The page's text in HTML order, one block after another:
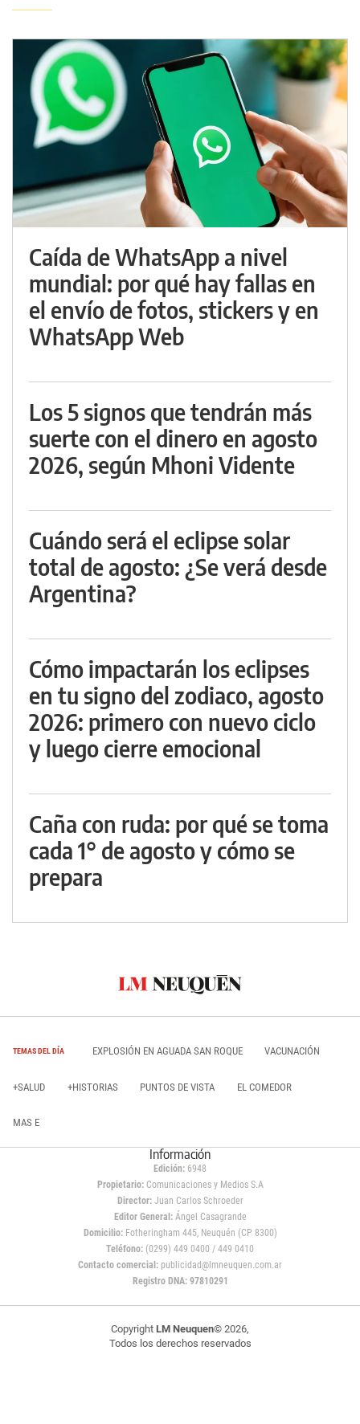
Caída de WhatsApp a nivel
mundial: por qué hay fallas en
el envío de fotos, stickers y en
WhatsApp Web
Los 5 signos que tendrán más
suerte con el dinero en agosto
2026, según Mhoni Vidente
Cuándo será el eclipse solar
total de agosto: ¿Se verá desde
Argentina?
Cómo impactarán los eclipses
en tu signo del zodiaco, agosto
2026: primero con nuevo ciclo
y luego cierre emocional
Caña con ruda: por qué se toma
cada 1° de agosto y cómo se
prepara
TEMAS DEL DÍA EXPLOSIÓN EN AGUADA SAN ROQUE VACUNACIÓN
+SALUD +HISTORIAS PUNTOS DE VISTA EL COMEDOR
MAS E
Información
Edición: 6948
Propietario:Comunicaciones y Medios S.A
Director: Juan Carlos Schroeder
Editor General:Ángel Casagrande
Domicilio:Fotheringham 445, Neuquén (CP 8300)
Teléfono: (0299) 449 0400 / 449 0410
Contacto comercial: publicidad@lmneuquen.com.ar
Registro DNA: 97810291
Copyright LM Neuquen© 2026,
Todos los derechos reservados